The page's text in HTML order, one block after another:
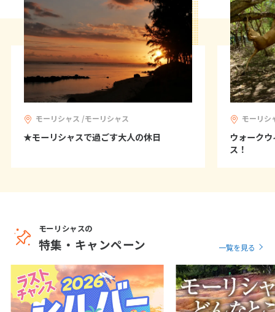
モーリシャス /モーリシャス
★モーリシャスで過ごす大人の休日
モーリシ
ウォーク
ス！
モーリシャスの
特集・キャンペーン 一覧を見る